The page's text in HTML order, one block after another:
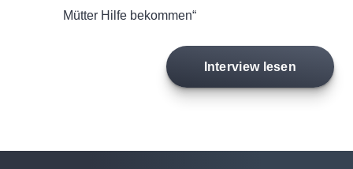
Mütter Hilfe bekommen“
Interview lesen